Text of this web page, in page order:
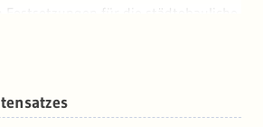
Festsetzungen für die städtebauliche
geben den planerischen
Grundstücke des Plangebiets. Nach